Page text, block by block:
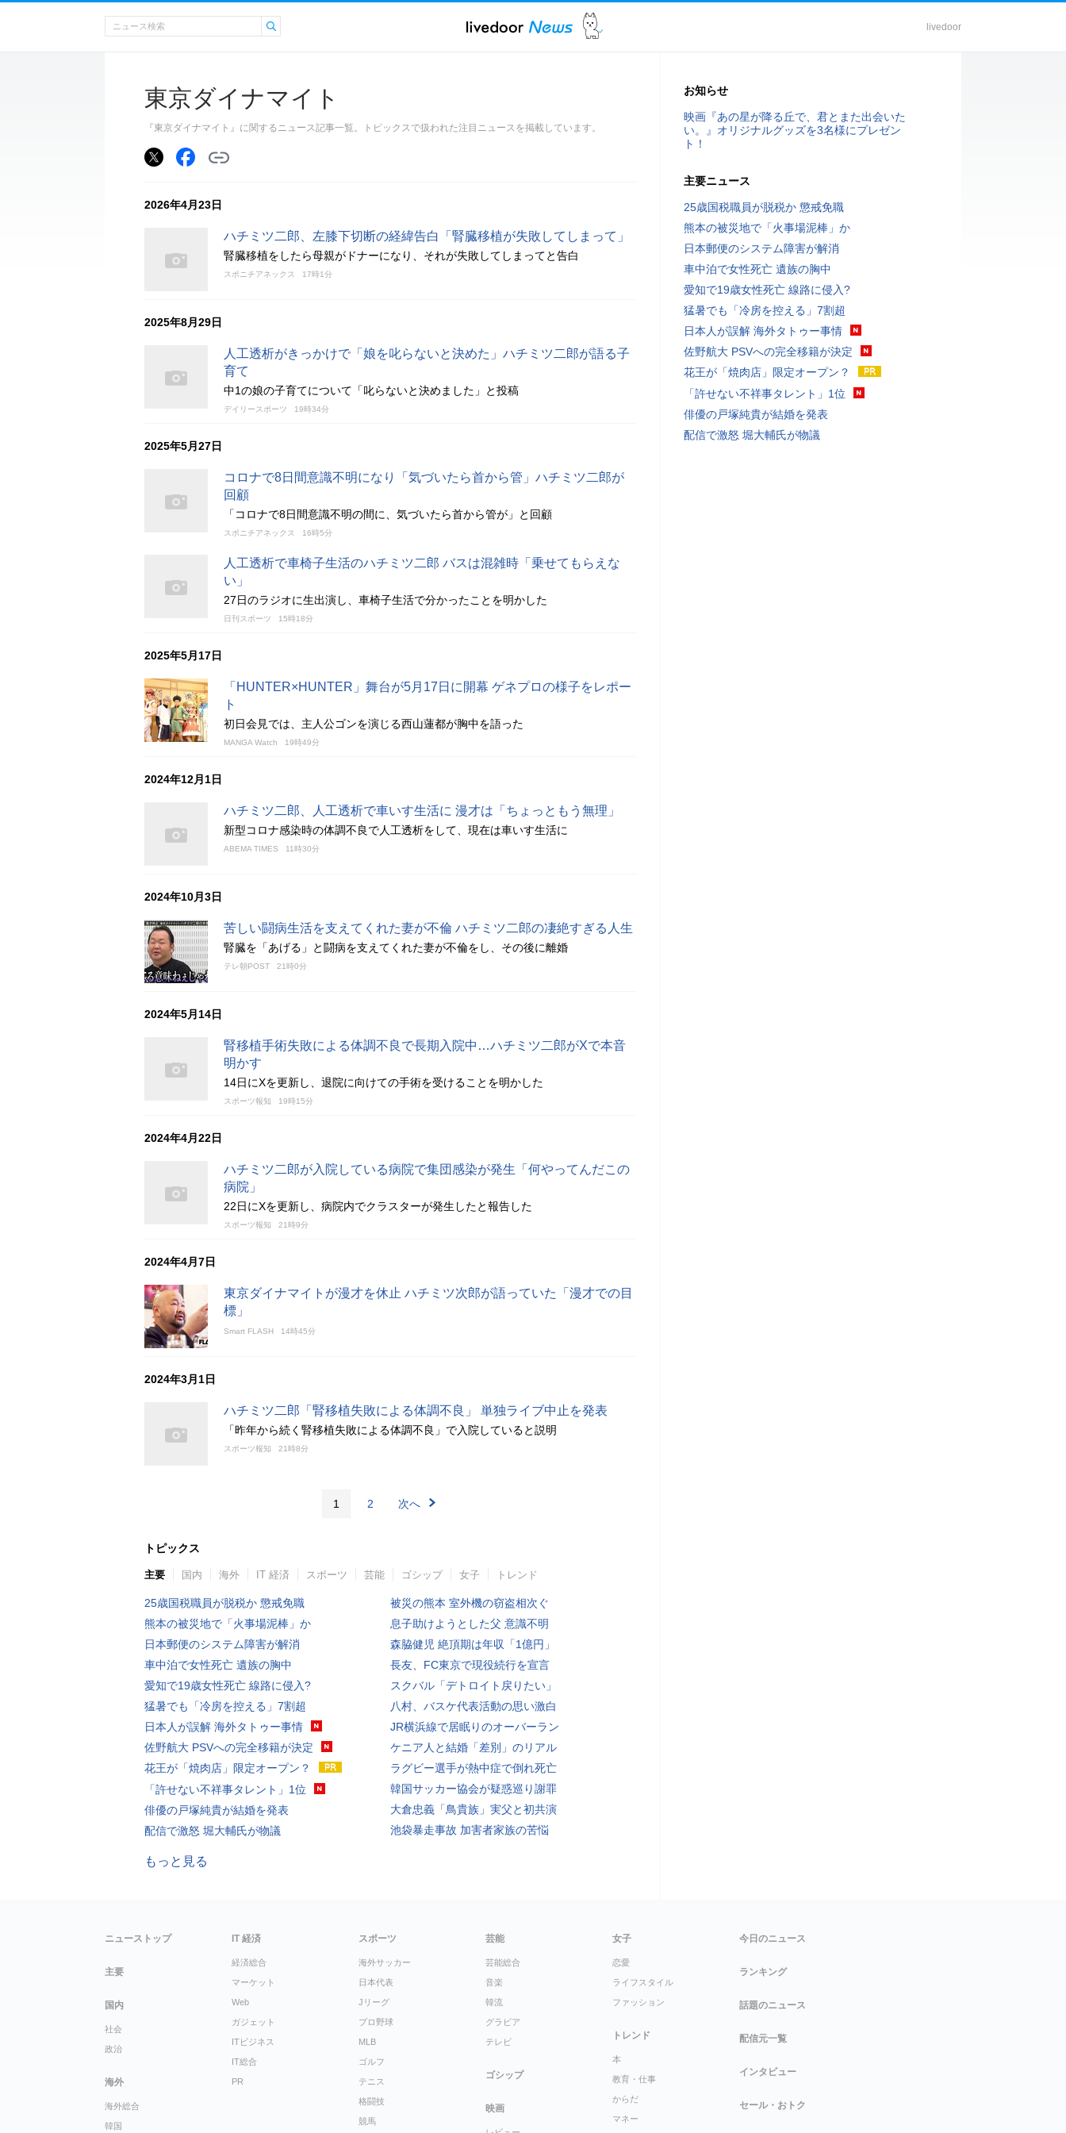
livedoor
東京ダイナマイト
『東京ダイナマイト』に関するニュース記事一覧。トピックスで扱われた注目ニュースを掲載しています。
2026年4月23日
ハチミツ二郎、左膝下切断の経緯告白「腎臓移植が失敗してしまって」
腎臓移植をしたら母親がドナーになり、それが失敗してしまってと告白
スポニチアネックス 17時1分
2025年8月29日
人工透析がきっかけで「娘を叱らないと決めた」ハチミツ二郎が語る子
育て
中1の娘の子育てについて「叱らないと決めました」と投稿
デイリースポーツ 19時34分
2025年5月27日
コロナで8日間意識不明になり「気づいたら首から管」ハチミツ二郎が
回顧
「コロナで8日間意識不明の間に、気づいたら首から管が」と回顧
スポニチアネックス 16時5分
人工透析で車椅子生活のハチミツ二郎 バスは混雑時「乗せてもらえな
い」
27日のラジオに生出演し、車椅子生活で分かったことを明かした
日刊スポーツ 15時18分
2025年5月17日
「HUNTER×HUNTER」舞台が5月17日に開幕 ゲネプロの様子をレポー
ト
初日会見では、主人公ゴンを演じる西山蓮都が胸中を語った
MANGA Watch 19時49分
2024年12月1日
ハチミツ二郎、人工透析で車いす生活に 漫才は「ちょっともう無理」
新型コロナ感染時の体調不良で人工透析をして、現在は車いす生活に
ABEMA TIMES 11時30分
2024年10月3日
苦しい闘病生活を支えてくれた妻が不倫 ハチミツ二郎の凄絶すぎる人生
腎臓を「あげる」と闘病を支えてくれた妻が不倫をし、その後に離婚
テレ朝POST 21時0分
2024年5月14日
腎移植手術失敗による体調不良で長期入院中…ハチミツ二郎がXで本音
明かす
14日にXを更新し、退院に向けての手術を受けることを明かした
スポーツ報知 19時15分
2024年4月22日
ハチミツ二郎が入院している病院で集団感染が発生「何やってんだこの
病院」
22日にXを更新し、病院内でクラスターが発生したと報告した
スポーツ報知 21時9分
2024年4月7日
東京ダイナマイトが漫才を休止 ハチミツ次郎が語っていた「漫才での目
標」
Smart FLASH 14時45分
2024年3月1日
ハチミツ二郎「腎移植失敗による体調不良」 単独ライブ中止を発表
「昨年から続く腎移植失敗による体調不良」で入院していると説明
スポーツ報知 21時8分
1 2 次へ
トピックス
主要 国内 海外 IT 経済 スポーツ 芸能 ゴシップ 女子 トレンド
25歳国税職員が脱税か 懲戒免職
熊本の被災地で「火事場泥棒」か
日本郵便のシステム障害が解消
車中泊で女性死亡 遺族の胸中
愛知で19歳女性死亡 線路に侵入?
猛暑でも「冷房を控える」7割超
日本人が誤解 海外タトゥー事情
佐野航大 PSVへの完全移籍が決定
花王が「焼肉店」限定オープン？
「許せない不祥事タレント」1位
俳優の戸塚純貴が結婚を発表
配信で激怒 堀大輔氏が物議
被災の熊本 室外機の窃盗相次ぐ
息子助けようとした父 意識不明
森脇健児 絶頂期は年収「1億円」
長友、FC東京で現役続行を宣言
スクバル「デトロイト戻りたい」
八村、バスケ代表活動の思い激白
JR横浜線で居眠りのオーバーラン
ケニア人と結婚「差別」のリアル
ラグビー選手が熱中症で倒れ死亡
韓国サッカー協会が疑惑巡り謝罪
大倉忠義「鳥貴族」実父と初共演
池袋暴走事故 加害者家族の苦悩
もっと見る
お知らせ
映画『あの星が降る丘で、君とまた出会いた
い。』オリジナルグッズを3名様にプレゼン
ト！
主要ニュース
25歳国税職員が脱税か 懲戒免職
熊本の被災地で「火事場泥棒」か
日本郵便のシステム障害が解消
車中泊で女性死亡 遺族の胸中
愛知で19歳女性死亡 線路に侵入?
猛暑でも「冷房を控える」7割超
日本人が誤解 海外タトゥー事情
佐野航大 PSVへの完全移籍が決定
花王が「焼肉店」限定オープン？
「許せない不祥事タレント」1位
俳優の戸塚純貴が結婚を発表
配信で激怒 堀大輔氏が物議
ニューストップ
主要
国内
社会
政治
海外
海外総合
韓国
IT 経済
経済総合
マーケット
Web
ガジェット
ITビジネス
IT総合
PR
スポーツ
海外サッカー
日本代表
Jリーグ
プロ野球
MLB
ゴルフ
テニス
格闘技
競馬
芸能
芸能総合
音楽
韓流
グラビア
テレビ
ゴシップ
映画
女子
恋愛
ライフスタイル
ファッション
トレンド
本
教育・仕事
からだ
マネー
今日のニュース
ランキング
話題のニュース
配信元一覧
インタビュー
セール・おトク